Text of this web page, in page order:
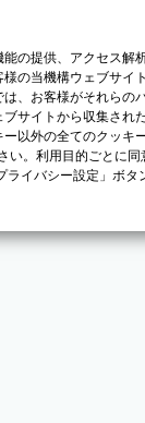
の提供、アクセス解
の当機構ウェブサイ
、お客様がそれらの
サイトから収集され
以外の全てのクッキ
い。利用目的ごとに
ライバシー設定」ボタ